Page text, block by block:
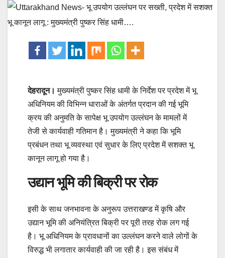
देहरादून।मुख्यमंत्री पुष्कर सिंह धामी के निर्देश पर प्रदेश में भू
अधिनियम की विभिन्न धाराओं के अंतर्गत प्रदान की गई भूमि
क्रय की अनुमति के सापेक्ष भू उपयोग उल्लंघन के मामलों में
तेजी से कार्यवाही गतिमान है। मुख्यमंत्री ने कहा कि भूमि
प्रबंधन तथा भू व्यवस्था एवं सुधार के लिए प्रदेश में सशक्त भू
कानून लागू हो गया है।
उद्यान भूमि की बिक्री पर रोक
इसी के साथ जनभावना के अनुरूप उत्तराखण्ड में कृषि और
उद्यान भूमि की अनियंत्रित बिक्री पर पूरी तरह रोक लग गई
है। भू अधिनियम के प्रावधानों का उल्लंघन करने वाले लोगों के
विरुद्ध भी लगातार कार्यवाही की जा रही है। इस संबंध में